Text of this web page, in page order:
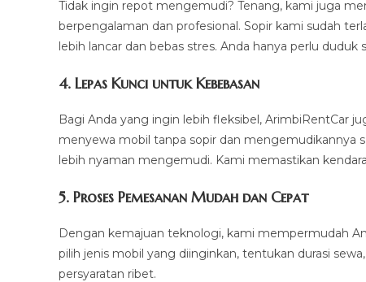
Tidak ingin repot mengemudi? Tenang, kami juga
berpengalaman dan profesional. Sopir kami sudah
lebih lancar dan bebas stres. Anda hanya perlu duduk
4. Lepas Kunci untuk Kebebasan
Bagi Anda yang ingin lebih fleksibel, ArimbiRentCar
menyewa mobil tanpa sopir dan mengemudikannya
lebih nyaman mengemudi. Kami memastikan
5. Proses Pemesanan Mudah dan Cepat
Dengan kemajuan teknologi, kami mempermudah
pilih jenis mobil yang diinginkan, tentukan durasi
persyaratan ribet.